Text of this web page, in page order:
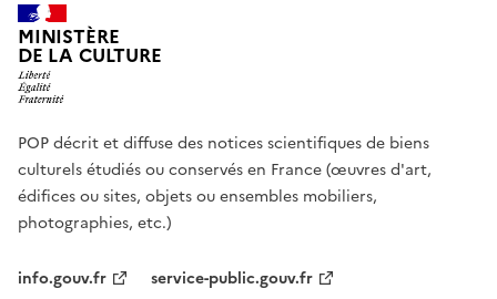
MINISTÈRE
DE LA CULTURE
POP décrit et diffuse des notices scientifiques de biens
culturels étudiés ou conservés en France (œuvres d'art,
édifices ou sites, objets ou ensembles mobiliers,
photographies, etc.)
info.gouv.fr service-public.gouv.fr